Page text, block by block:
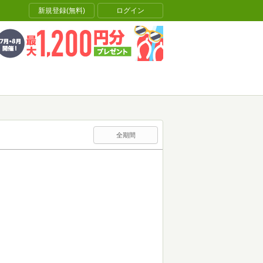
新規登録(無料) ログイン
全期間